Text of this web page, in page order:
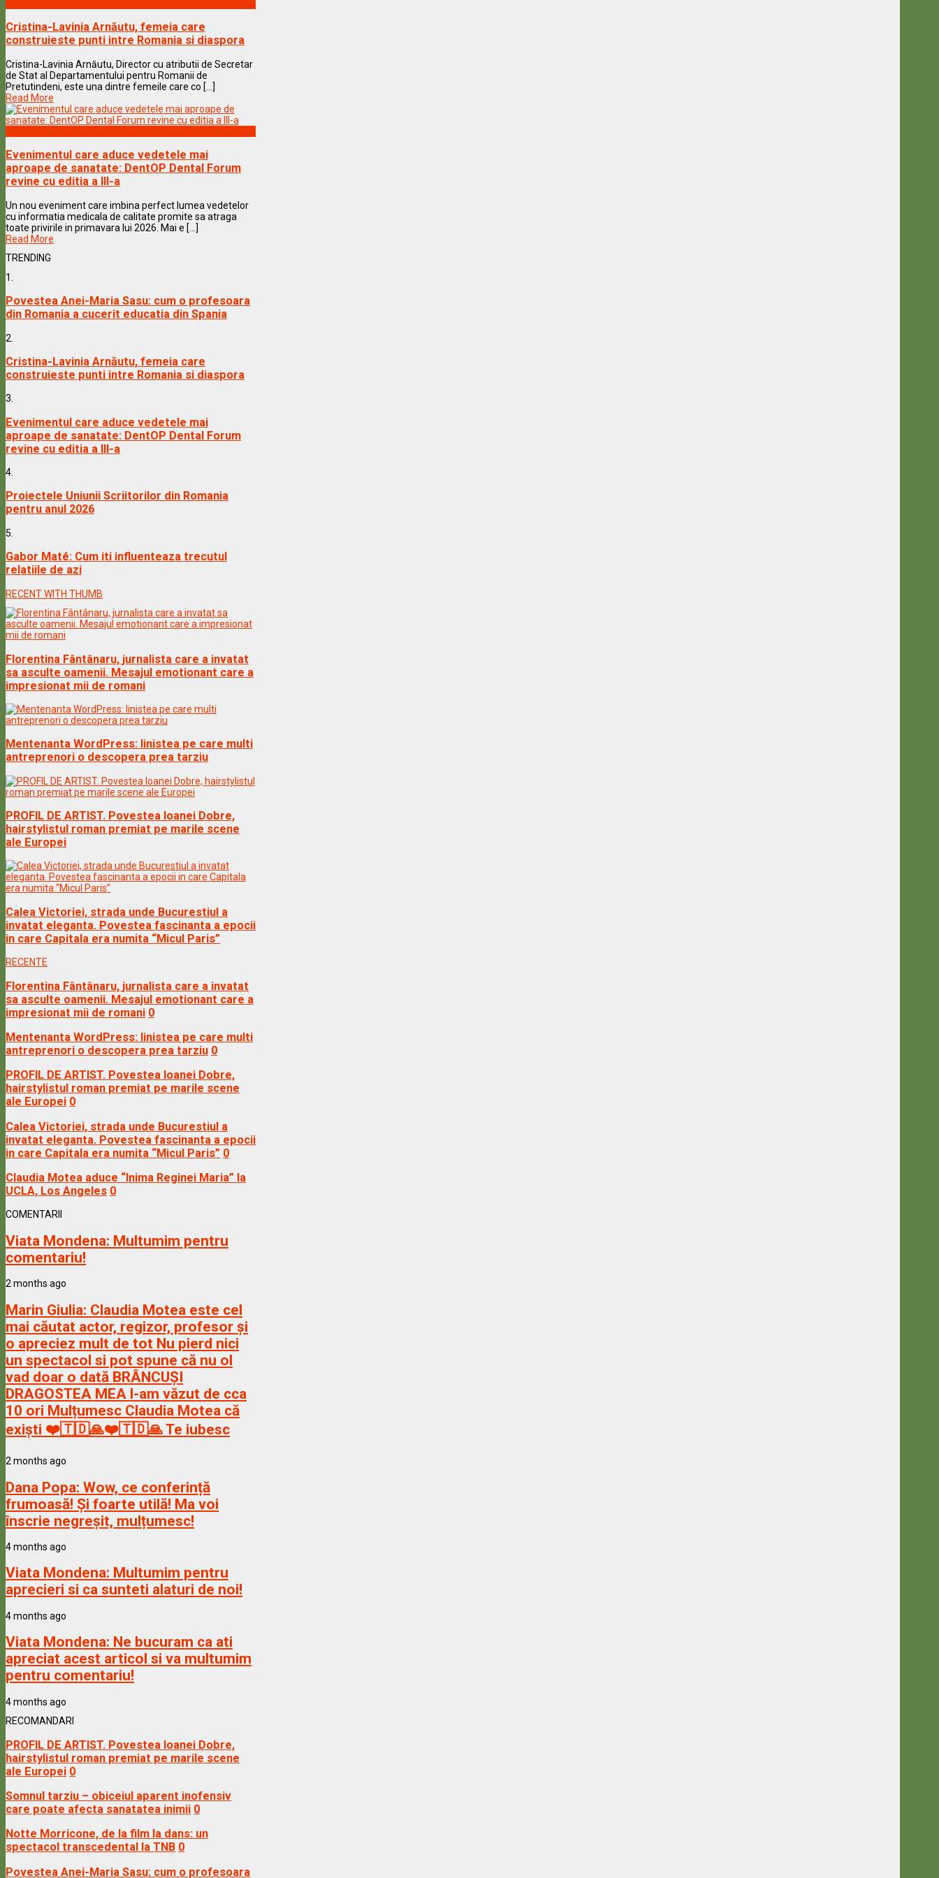
Cristina-Lavinia Arnăutu, femeia care
construieste punti intre Romania si diaspora
Cristina-Lavinia Arnăutu, Director cu atributii de Secretar
de Stat al Departamentului pentru Romanii de
Pretutindeni, este una dintre femeile care co [...]
Read More
Evenimentul care aduce vedetele mai
aproape de sanatate: DentOP Dental Forum
revine cu editia a III-a
Un nou eveniment care imbina perfect lumea vedetelor
cu informatia medicala de calitate promite sa atraga
toate privirile in primavara lui 2026. Mai e [...]
Read More
TRENDING
1.
Povestea Anei-Maria Sasu: cum o profesoara
din Romania a cucerit educatia din Spania
2.
Cristina-Lavinia Arnăutu, femeia care
construieste punti intre Romania si diaspora
3.
Evenimentul care aduce vedetele mai
aproape de sanatate: DentOP Dental Forum
revine cu editia a III-a
4.
Proiectele Uniunii Scriitorilor din Romania
pentru anul 2026
5.
Gabor Maté: Cum iti influenteaza trecutul
relatiile de azi
RECENT WITH THUMB
Florentina Fântânaru, jurnalista care a invatat
sa asculte oamenii. Mesajul emotionant care a
impresionat mii de romani
Mentenanta WordPress: linistea pe care multi
antreprenori o descopera prea tarziu
PROFIL DE ARTIST. Povestea Ioanei Dobre,
hairstylistul roman premiat pe marile scene
ale Europei
Calea Victoriei, strada unde Bucurestiul a
invatat eleganta. Povestea fascinanta a epocii
in care Capitala era numita “Micul Paris”
RECENTE
Florentina Fântânaru, jurnalista care a invatat
sa asculte oamenii. Mesajul emotionant care a
impresionat mii de romani 0
Mentenanta WordPress: linistea pe care multi
antreprenori o descopera prea tarziu 0
PROFIL DE ARTIST. Povestea Ioanei Dobre,
hairstylistul roman premiat pe marile scene
ale Europei 0
Calea Victoriei, strada unde Bucurestiul a
invatat eleganta. Povestea fascinanta a epocii
in care Capitala era numita “Micul Paris” 0
Claudia Motea aduce “Inima Reginei Maria” la
UCLA, Los Angeles 0
COMENTARII
Viata Mondena: Multumim pentru
comentariu!
2 months ago
Marin Giulia: Claudia Motea este cel
mai căutat actor, regizor, profesor și
o apreciez mult de tot Nu pierd nici
un spectacol si pot spune că nu ol
vad doar o dată BRÂNCUȘI
DRAGOSTEA MEA l-am văzut de cca
10 ori Mulțumesc Claudia Motea că
exiști ❤️🇹🇩🙏❤️🇹🇩🙏 Te iubesc
2 months ago
Dana Popa: Wow, ce conferință
frumoasă! Și foarte utilă! Ma voi
înscrie negreșit, mulțumesc!
4 months ago
Viata Mondena: Multumim pentru
aprecieri si ca sunteti alaturi de noi!
4 months ago
Viata Mondena: Ne bucuram ca ati
apreciat acest articol si va multumim
pentru comentariu!
4 months ago
RECOMANDARI
PROFIL DE ARTIST. Povestea Ioanei Dobre,
hairstylistul roman premiat pe marile scene
ale Europei 0
Somnul tarziu – obiceiul aparent inofensiv
care poate afecta sanatatea inimii 0
Notte Morricone, de la film la dans: un
spectacol transcedental la TNB 0
Povestea Anei-Maria Sasu: cum o profesoara